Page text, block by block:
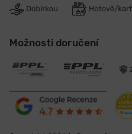
Možnosti doručení